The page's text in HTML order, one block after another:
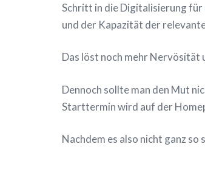
Schritt in die Digitalisierung
und der Kapazität der
Das löst noch mehr Nervösität
Dennoch sollte man den Mut
Starttermin wird auf der
Nachdem es also nicht ganz